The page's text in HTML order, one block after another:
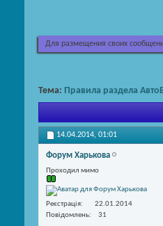
Для размещения своих
Тема: Правила раздела
14.04.2014, 01:01
Форум Харькова
Проходил мимо
Реєстрація
22.01.2014
Повідомлень
31